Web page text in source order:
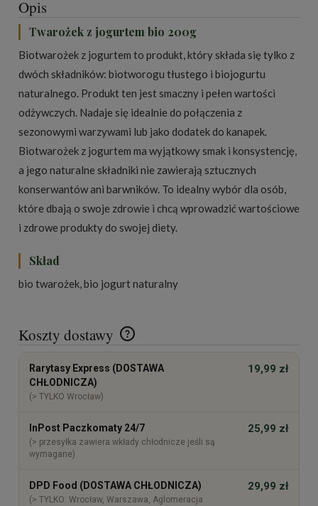
Opis
Twarożek z jogurtem bio 200g
Biotwarożek z jogurtem to produkt, który składa się tylko z
dwóch składników: biotworogu tłustego i biojogurtu
naturalnego. Produkt ten jest smaczny i pełen wartości
odżywczych. Nadaje się idealnie do połączenia z
sezonowymi warzywami lub jako dodatek do kanapek.
Biotwarożek z jogurtem ma wyjątkowy smak i konsystencję,
a jego naturalne składniki nie zawierają sztucznych
konserwantów ani barwników. To idealny wybór dla osób,
które dbają o swoje zdrowie i chcą wprowadzić wartościowe
i zdrowe produkty do swojej diety.
Skład
bio twarożek, bio jogurt naturalny
Koszty dostawy
Cena nie zawiera ewentualnych kosztów płatności
Rarytasy Express (DOSTAWA
CHŁODNICZA)
(> TYLKO Wrocław)
19,99 zł
InPost Paczkomaty 24/7
(> przesyłka zawiera wkłady chłodnicze jeśli są
wymagane)
25,99 zł
DPD Food (DOSTAWA CHŁODNICZA)
(> TYLKO: Wrocław, Warszawa, Aglomeracja
29,99 zł